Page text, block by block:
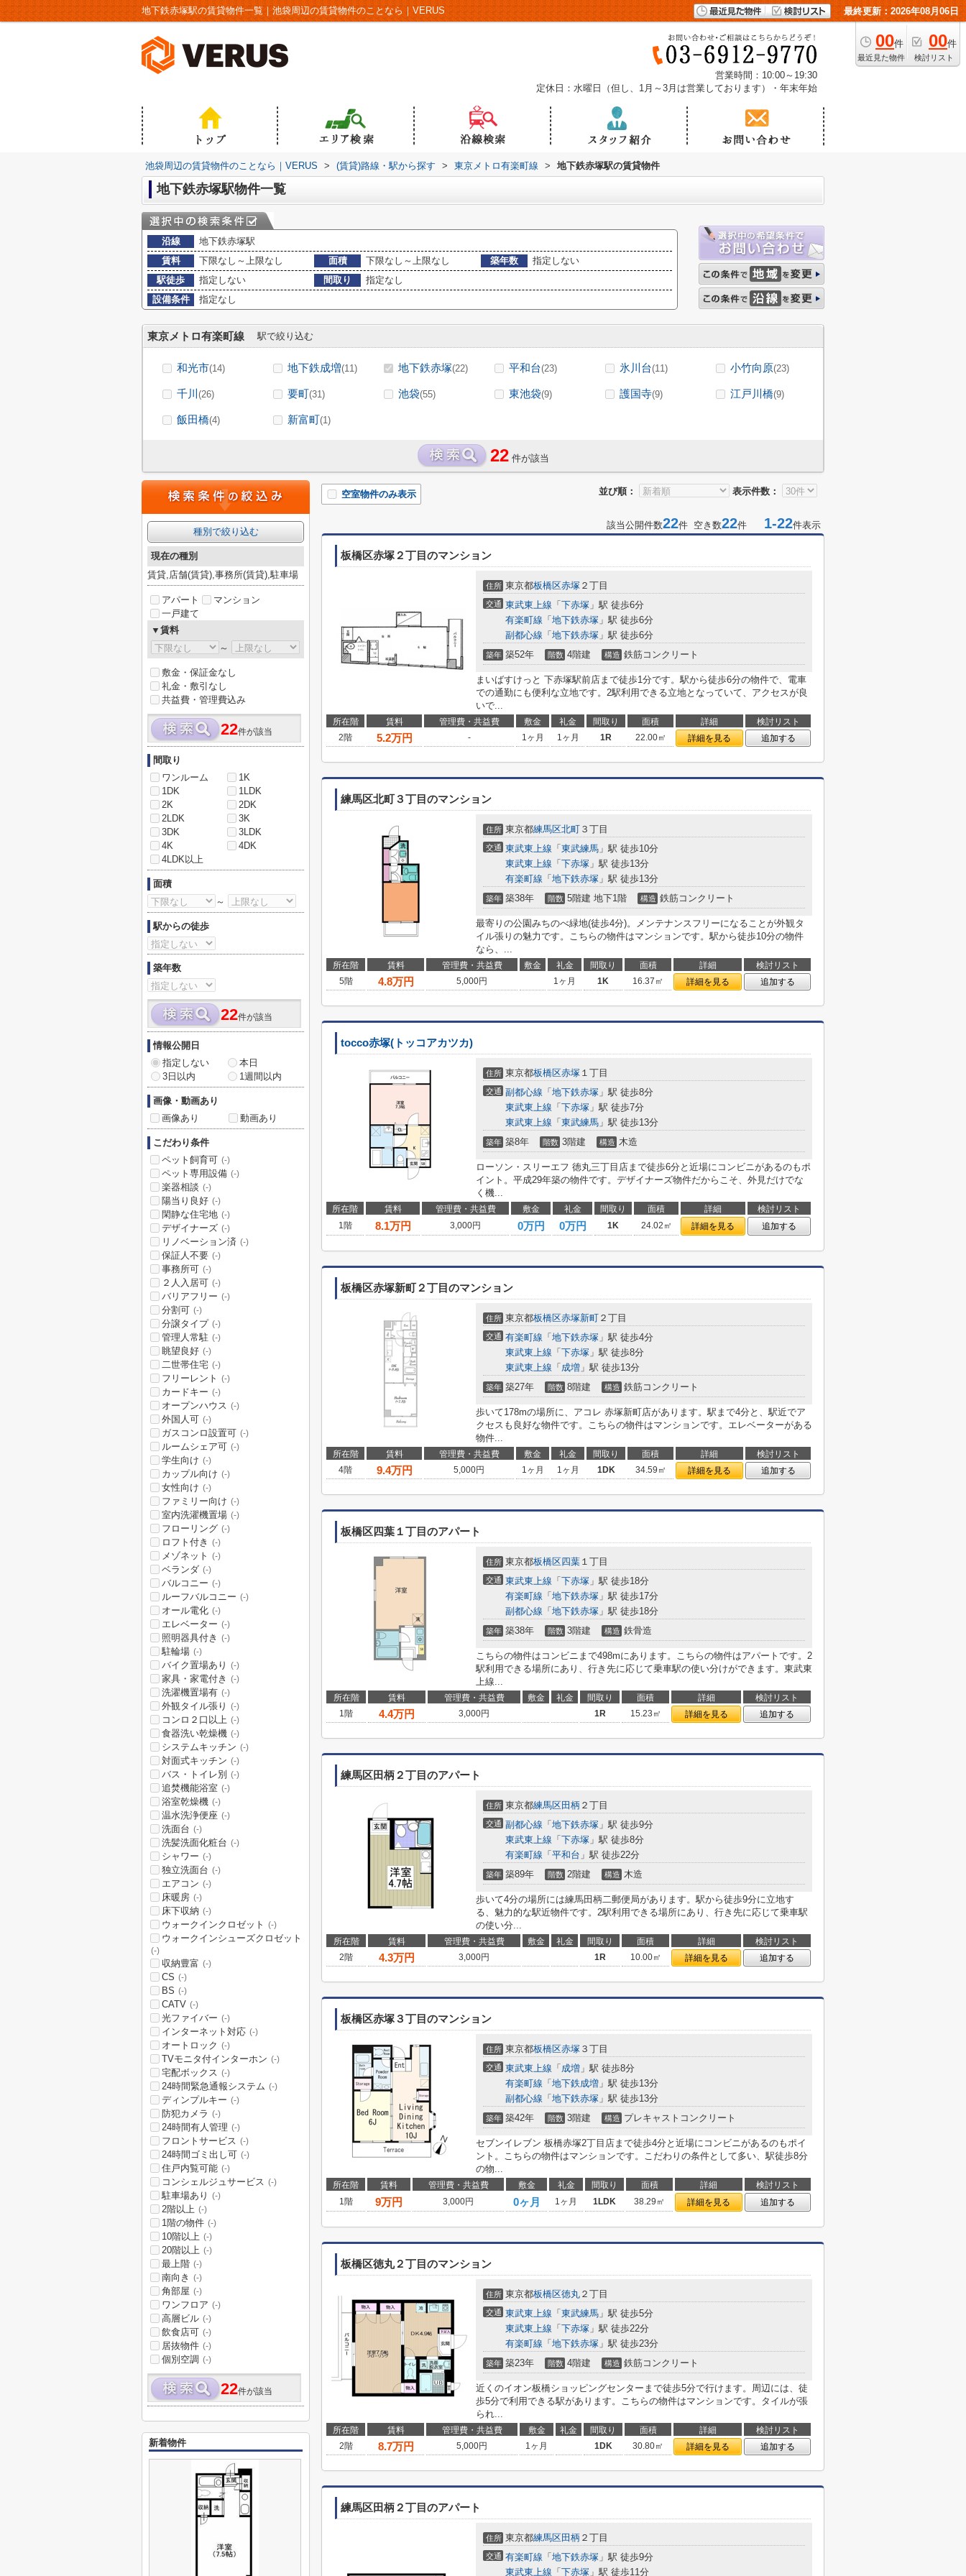
地下鉄赤塚駅の賃貸物件一覧｜池袋周辺の賃貸物件のことなら｜VERUS 最終更新：2026年08月06日
00件
最近見た物件
00件
検討リスト
営業時間：10:00～19:30
定休日：水曜日（但し、1月～3月は営業しております）・年末年始
池袋周辺の賃貸物件のことなら｜VERUS > (賃貸)路線・駅から探す > 東京メトロ有楽町線 > 地下鉄赤塚駅の賃貸物件
地下鉄赤塚駅物件一覧
沿線
地下鉄赤塚駅
賃料
下限なし～上限なし 面積 下限なし～上限なし 築年数
指定しない
駅徒歩
指定しない 間取り
指定なし
設備条件
指定なし
東京メトロ有楽町線 駅で絞り込む
和光市(14) 地下鉄成増(11) 地下鉄赤塚(22) 平和台(23) 氷川台(11) 小竹向原(23)
千川 (26) 要町(31) 池袋(55) 東池袋(9) 護国寺(9) 江戸川橋(9)
飯田橋(4) 新富町(1)
22 件が該当
並び順： 表示件数：
空室物件のみ表示
該当公開件数22件 空き数22件 1-22件表示
板橋区赤塚２丁目のマンション
住所 東京都板橋区赤塚 ２丁目
交通 東武東上線 「 下赤塚 」駅 徒歩6分
有楽町線 「 地下鉄赤塚 」駅 徒歩6分
副都心線 「 地下鉄赤塚 」駅 徒歩6分
築年 築52年 階数 4階建 構造 鉄筋コンクリート
まいばすけっと 下赤塚駅前店まで徒歩1分です。駅から徒歩6分の物件で、電車
での通勤にも便利な立地です。2駅利用できる立地となっていて、アクセスが良
いで...
所在階 賃料 管理費・共益費 敷金 礼金 間取り 面積 詳細
検討リスト
2階
5.2万円 - 1ヶ月 1ヶ月 1R 22.00㎡ 詳細を見る 追加する
練馬区北町３丁目のマンション
住所 東京都練馬区北町 ３丁目
交通 東武東上線 「 東武練馬 」駅 徒歩10分
東武東上線 「 下赤塚 」駅 徒歩13分
有楽町線 「 地下鉄赤塚 」駅 徒歩13分
築年 築38年 階数 5階建 地下1階 構造 鉄筋コンクリート
最寄りの公園みちのべ緑地(徒歩4分)。メンテナンスフリーになることが外観タ
イル張りの魅力です。こちらの物件はマンションです。駅から徒歩10分の物件
なら、...
所在階 賃料 管理費・共益費 敷金 礼金 間取り 面積 詳細
検討リスト
5階
4.8万円 5,000円 1ヶ月 1K 16.37㎡ 詳細を見る 追加する
tocco赤塚(トッコアカツカ)
住所 東京都板橋区赤塚 １丁目
交通 副都心線 「 地下鉄赤塚 」駅 徒歩8分
東武東上線 「 下赤塚 」駅 徒歩7分
東武東上線 「 東武練馬 」駅 徒歩13分
築年 築8年 階数 3階建 構造 木造
ローソン・スリーエフ 徳丸三丁目店まで徒歩6分と近場にコンビニがあるのもポ
イント。平成29年築の物件です。デザイナーズ物件だからこそ、外見だけでな
く機...
所在階 賃料 管理費・共益費 敷金 礼金 間取り 面積 詳細
検討リスト
1階
8.1万円 3,000円 0万円 0万円 1K 24.02㎡ 詳細を見る 追加する
板橋区赤塚新町２丁目のマンション
住所 東京都板橋区赤塚新町 ２丁目
交通 有楽町線 「 地下鉄赤塚 」駅 徒歩4分
東武東上線 「 下赤塚 」駅 徒歩8分
東武東上線 「 成増 」駅 徒歩13分
築年 築27年 階数 8階建 構造 鉄筋コンクリート
歩いて178mの場所に、アコレ 赤塚新町店があります。駅まで4分と、駅近でア
クセスも良好な物件です。こちらの物件はマンションです。エレベーターがある
物件...
所在階 賃料 管理費・共益費 敷金 礼金 間取り 面積 詳細
検討リスト
4階
9.4万円 5,000円 1ヶ月 1ヶ月 1DK 34.59㎡ 詳細を見る 追加する
板橋区四葉１丁目のアパート
住所 東京都板橋区四葉 １丁目
交通 東武東上線 「 下赤塚 」駅 徒歩18分
有楽町線 「 地下鉄赤塚 」駅 徒歩17分
副都心線 「 地下鉄赤塚 」駅 徒歩18分
築年 築38年 階数 3階建 構造 鉄骨造
こちらの物件はコンビニまで498mにあります。こちらの物件はアパートです。2
駅利用できる場所にあり、行き先に応じて乗車駅の使い分けができます。東武東
上線...
所在階 賃料 管理費・共益費 敷金 礼金 間取り 面積 詳細
検討リスト
1階
4.4万円 3,000円 1R 15.23㎡ 詳細を見る 追加する
練馬区田柄２丁目のアパート
住所 東京都練馬区田柄 ２丁目
交通 副都心線 「 地下鉄赤塚 」駅 徒歩9分
東武東上線 「 下赤塚 」駅 徒歩8分
有楽町線 「 平和台 」駅 徒歩22分
築年 築89年 階数 2階建 構造 木造
歩いて4分の場所には練馬田柄二郵便局があります。駅から徒歩9分に立地す
る、魅力的な駅近物件です。2駅利用できる場所にあり、行き先に応じて乗車駅
の使い分...
所在階 賃料 管理費・共益費 敷金 礼金 間取り 面積 詳細
検討リスト
2階
4.3万円 3,000円 1R 10.00㎡ 詳細を見る 追加する
板橋区赤塚３丁目のマンション
住所 東京都板橋区赤塚 ３丁目
交通 東武東上線 「 成増 」駅 徒歩8分
有楽町線 「 地下鉄成増 」駅 徒歩13分
副都心線 「 地下鉄赤塚 」駅 徒歩13分
築年 築42年 階数 3階建 構造 プレキャストコンクリート
セブンイレブン 板橋赤塚2丁目店まで徒歩4分と近場にコンビニがあるのもポイ
ント。こちらの物件はマンションです。こだわりの条件として多い、駅徒歩8分
の物...
所在階 賃料 管理費・共益費 敷金 礼金 間取り 面積 詳細
検討リスト
1階
9万円 3,000円 0ヶ月 1ヶ月 1LDK 38.29㎡ 詳細を見る 追加する
板橋区徳丸２丁目のマンション
住所 東京都板橋区徳丸 ２丁目
交通 東武東上線 「 東武練馬 」駅 徒歩5分
東武東上線 「 下赤塚 」駅 徒歩22分
有楽町線 「 地下鉄赤塚 」駅 徒歩23分
築年 築23年 階数 4階建 構造 鉄筋コンクリート
近くのイオン板橋ショッピングセンターまで徒歩5分で行けます。周辺には、徒
歩5分で利用できる駅があります。こちらの物件はマンションです。タイルが張
られ...
所在階 賃料 管理費・共益費 敷金 礼金 間取り 面積 詳細
検討リスト
2階
8.7万円 5,000円 1ヶ月 1DK 30.80㎡ 詳細を見る 追加する
練馬区田柄２丁目のアパート
住所 東京都練馬区田柄 ２丁目
交通 有楽町線 「 地下鉄赤塚 」駅 徒歩9分
東武東上線 「 下赤塚 」駅 徒歩11分
種別で絞り込む
現在の種別
賃貸,店舗(賃貸),事務所(賃貸),駐車場
アパート
マンション
一戸建て
▼賃料
～
敷金・保証金なし
礼金・敷引なし
共益費・管理費込み
22件が該当
間取り
ワンルーム
1K
1DK
1LDK
2K
2DK
2LDK
3K
3DK
3LDK
4K
4DK
4LDK以上
面積
～
駅からの徒歩
築年数
22件が該当
情報公開日
指定しない
本日
3日以内
1週間以内
画像・動画あり
画像あり
動画あり
こだわり条件
ペット飼育可 (-)
ペット専用設備 (-)
楽器相談 (-)
陽当り良好 (-)
閑静な住宅地 (-)
デザイナーズ (-)
リノベーション済 (-)
保証人不要 (-)
事務所可 (-)
２人入居可 (-)
バリアフリー (-)
分割可 (-)
分譲タイプ (-)
管理人常駐 (-)
眺望良好 (-)
二世帯住宅 (-)
フリーレント (-)
カードキー (-)
オープンハウス (-)
外国人可 (-)
ガスコンロ設置可 (-)
ルームシェア可 (-)
学生向け (-)
カップル向け (-)
女性向け (-)
ファミリー向け (-)
室内洗濯機置場 (-)
フローリング (-)
ロフト付き (-)
メゾネット (-)
ベランダ (-)
バルコニー (-)
ルーフバルコニー (-)
オール電化 (-)
エレベーター (-)
照明器具付き (-)
駐輪場 (-)
バイク置場あり (-)
家具・家電付き (-)
洗濯機置場有 (-)
外観タイル張り (-)
コンロ２口以上 (-)
食器洗い乾燥機 (-)
システムキッチン (-)
対面式キッチン (-)
バス・トイレ別 (-)
追焚機能浴室 (-)
浴室乾燥機 (-)
温水洗浄便座 (-)
洗面台 (-)
洗髪洗面化粧台 (-)
シャワー (-)
独立洗面台 (-)
エアコン (-)
床暖房 (-)
床下収納 (-)
ウォークインクロゼット (-)
ウォークインシューズクロゼット
(-)
収納豊富 (-)
CS (-)
BS (-)
CATV (-)
光ファイバー (-)
インターネット対応 (-)
オートロック (-)
TVモニタ付インターホン (-)
宅配ボックス (-)
24時間緊急通報システム (-)
ディンプルキー (-)
防犯カメラ (-)
24時間有人管理 (-)
フロントサービス (-)
24時間ゴミ出し可 (-)
住戸内覧可能 (-)
コンシェルジュサービス (-)
駐車場あり (-)
2階以上 (-)
1階の物件 (-)
10階以上 (-)
20階以上 (-)
最上階 (-)
南向き (-)
角部屋 (-)
ワンフロア (-)
高層ビル (-)
飲食店可 (-)
居抜物件 (-)
個別空調 (-)
22件が該当
新着物件